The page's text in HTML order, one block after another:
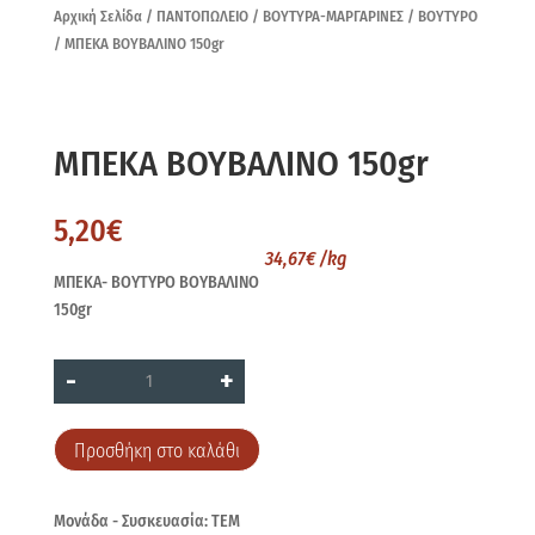
Αρχική Σελίδα/ ΠΑΝΤΟΠΩΛΕΙΟ/ ΒΟΥΤΥΡΑ-ΜΑΡΓΑΡΙΝΕΣ/ ΒΟΥΤΥΡΟ
/ ΜΠΕΚΑ ΒΟΥΒΑΛΙΝΟ 150gr
ΜΠΕΚΑ ΒΟΥΒΑΛΙΝΟ 150gr
5,20€
34,67€ /kg
ΜΠΕΚΑ- ΒΟΥΤΥΡΟ ΒΟΥΒΑΛΙΝΟ
150gr
-
ΜΠΕΚΑ
ΒΟΥΒΑΛΙΝΟ
150gr
+
Προσθήκη στο καλάθι
Μονάδα - Συσκευασία: ΤΕΜ